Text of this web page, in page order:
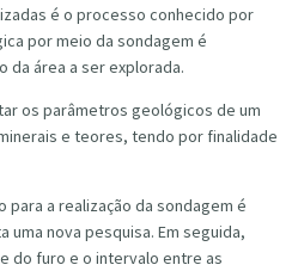
é o processo conhecido por
por meio da sondagem é
da área a ser explorada.
os parâmetros geológicos de um
e teores, tendo por finalidade
a realização da sondagem é
nova pesquisa. Em seguida,
do furo e o intervalo entre as